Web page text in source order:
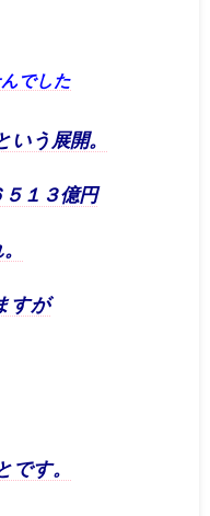
でした
う展開。
１３億円
すが
す。